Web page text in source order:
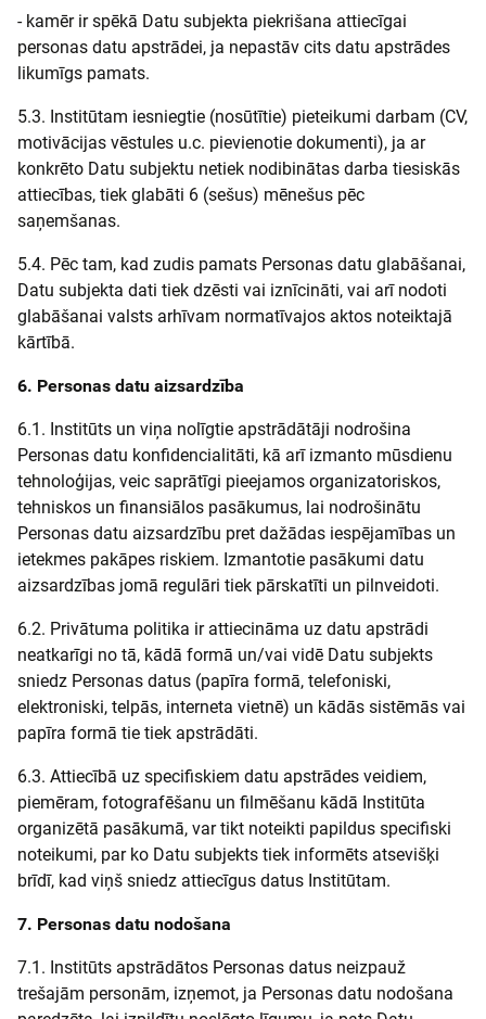
- kamēr ir spēkā Datu subjekta piekrišana attiecīgai
personas datu apstrādei, ja nepastāv cits datu apstrādes
likumīgs pamats.
5.3. Institūtam iesniegtie (nosūtītie) pieteikumi darbam (CV,
motivācijas vēstules u.c. pievienotie dokumenti), ja ar
konkrēto Datu subjektu netiek nodibinātas darba tiesiskās
attiecības, tiek glabāti 6 (sešus) mēnešus pēc
saņemšanas.
5.4. Pēc tam, kad zudis pamats Personas datu glabāšanai,
Datu subjekta dati tiek dzēsti vai iznīcināti, vai arī nodoti
glabāšanai valsts arhīvam normatīvajos aktos noteiktajā
kārtībā.
6. Personas datu aizsardzība
6.1. Institūts un viņa nolīgtie apstrādātāji nodrošina
Personas datu konfidencialitāti, kā arī izmanto mūsdienu
tehnoloģijas, veic saprātīgi pieejamos organizatoriskos,
tehniskos un finansiālos pasākumus, lai nodrošinātu
Personas datu aizsardzību pret dažādas iespējamības un
ietekmes pakāpes riskiem. Izmantotie pasākumi datu
aizsardzības jomā regulāri tiek pārskatīti un pilnveidoti.
6.2. Privātuma politika ir attiecināma uz datu apstrādi
neatkarīgi no tā, kādā formā un/vai vidē Datu subjekts
sniedz Personas datus (papīra formā, telefoniski,
elektroniski, telpās, interneta vietnē) un kādās sistēmās vai
papīra formā tie tiek apstrādāti.
6.3. Attiecībā uz specifiskiem datu apstrādes veidiem,
piemēram, fotografēšanu un filmēšanu kādā Institūta
organizētā pasākumā, var tikt noteikti papildus specifiski
noteikumi, par ko Datu subjekts tiek informēts atsevišķi
brīdī, kad viņš sniedz attiecīgus datus Institūtam.
7. Personas datu nodošana
7.1. Institūts apstrādātos Personas datus neizpauž
trešajām personām, izņemot, ja Personas datu nodošana